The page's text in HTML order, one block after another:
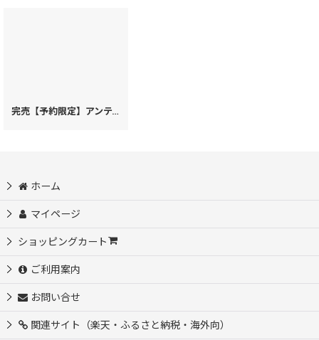
完売【予約限定】アンティークレース＜ビオラ＞ A5エンベロープ［t］
ホーム
マイページ
ショッピングカート
ご利用案内
お問い合せ
関連サイト（楽天・ふるさと納税・海外向）